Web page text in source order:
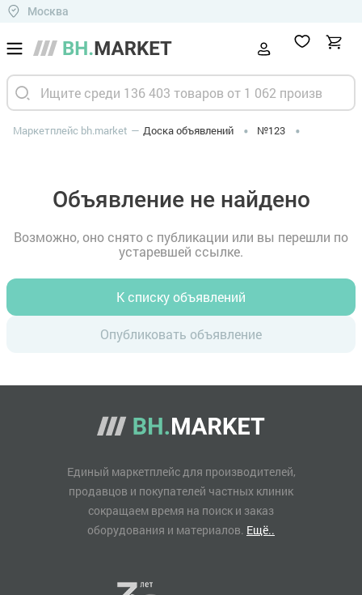
Москва
Маркетплейс bh.market Доска объявлений №123
Объявление не найдено
Возможно, оно снято с публикации или вы перешли по
устаревшей ссылке.
К списку объявлений
Опубликовать объявление
Единый маркетплейс для производителей,
продавцов и покупателей частных клиник
сокращаем время на поиск и заказ
оборудования и материалов. Ещё..